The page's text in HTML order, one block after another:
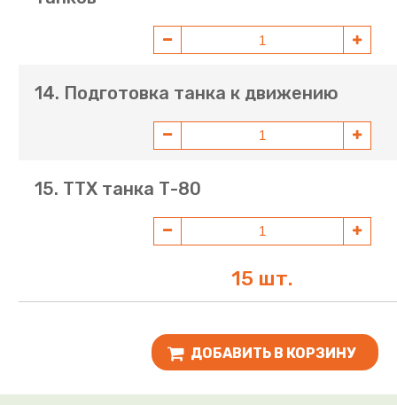
14. Подготовка танка к движению
15. ТТХ танка Т-80
15 шт.
ДОБАВИТЬ В КОРЗИНУ